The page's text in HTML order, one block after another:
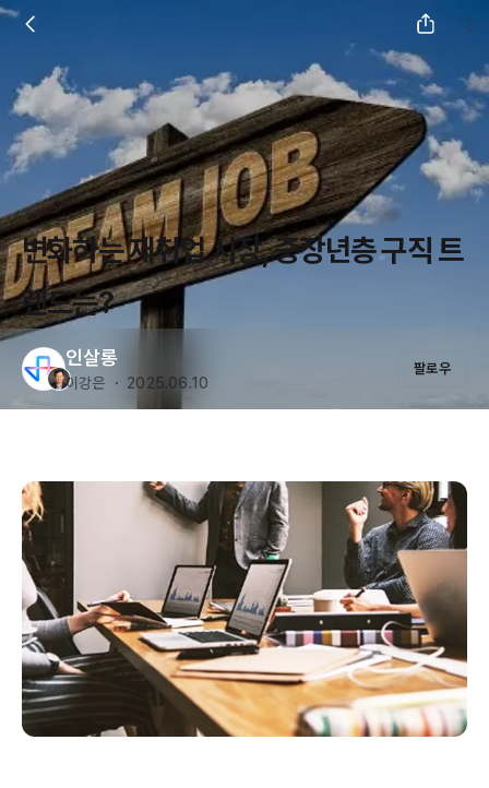
변화하는 재취업 시장, 중장년층 구직 트
렌드는?
인살롱
이강은 ・ 2025.06.10
팔로우